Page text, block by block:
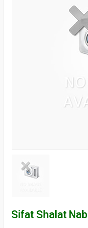
Sifat Shalat